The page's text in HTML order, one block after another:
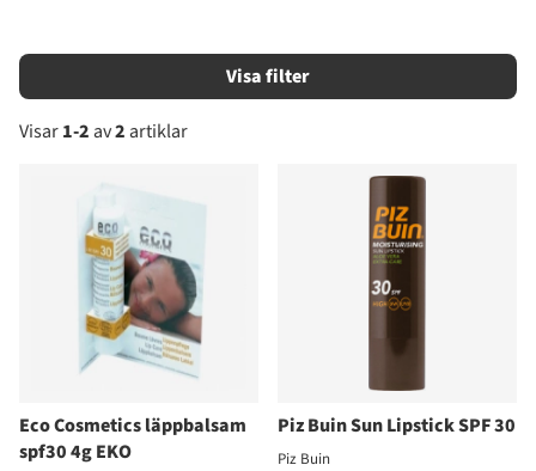
Filtrera
Visar1-2 av2 artiklar
Eco Cosmetics läppbalsam
spf30 4g EKO
Piz Buin Sun Lipstick SPF 30
Piz Buin